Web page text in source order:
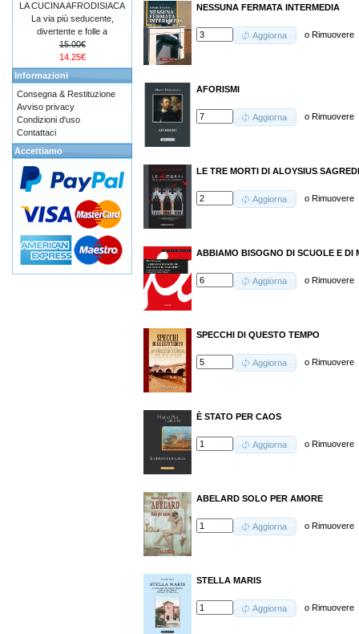
NESSUNA FERMATA INTERMEDIA
Aggiorna oRimuovere
AFORISMI
Aggiorna oRimuovere
LE TRE MORTI DI ALOYSIUS SAGREDI
Aggiorna oRimuovere
ABBIAMO BISOGNO DI SCUOLE E DI
Aggiorna oRimuovere
SPECCHI DI QUESTO TEMPO
Aggiorna oRimuovere
È STATO PER CAOS
Aggiorna oRimuovere
ABELARD SOLO PER AMORE
Aggiorna oRimuovere
STELLA MARIS
Aggiorna oRimuovere
LA CUCINA AFRODISIACA
La via più seducente,
divertente e folle a
15.00€
14.25€
Informazioni
Consegna & Restituzione
Avviso privacy
Condizioni d'uso
Contattaci
Accettiamo